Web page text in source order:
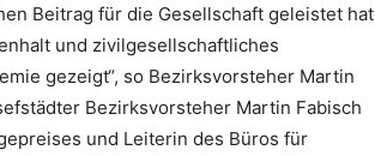
Beitrag für die Gesellschaft geleistet hat
und zivilgesellschaftliches
gezeigt“, so Bezirksvorsteher Martin
Bezirksvorsteher Martin Fabisch
und Leiterin des Büros für